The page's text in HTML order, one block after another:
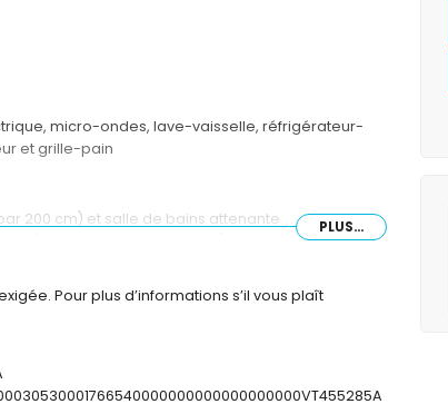
micro-ondes, lave-vaisselle, réfrigérateur-
et grille-pain
200 cm) et salle de bains attenante
(mesurant 200 par 160 cm) et salle de bains
douche et toilette
PLUS...
Pour plus d’informations s’il vous plaît